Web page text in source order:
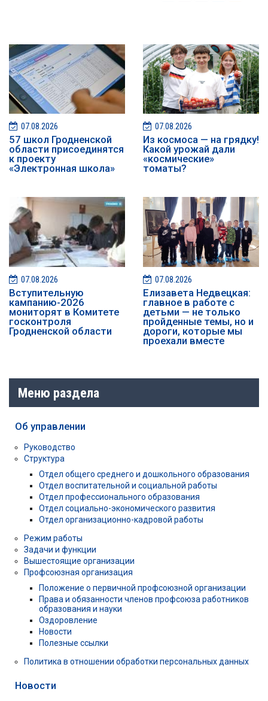
07.08.2026
57 школ Гродненской
области присоединятся
к проекту
«Электронная школа»
07.08.2026
Из космоса — на грядку!
Какой урожай дали
«космические»
томаты?
07.08.2026
️️Вступительную
кампанию-2026
мониторят в Комитете
госконтроля
Гродненской области
07.08.2026
Елизавета Недвецкая:
главное в работе с
детьми — не только
пройденные темы, но и
дороги, которые мы
проехали вместе
Меню раздела
Об управлении
Руководство
Структура
Отдел общего среднего и дошкольного образования
Отдел воспитательной и социальной работы
Отдел профессионального образования
Отдел социально-экономического развития
Отдел организационно-кадровой работы
Режим работы
Задачи и функции
Вышестоящие организации
Профсоюзная организация
Положение о первичной профсоюзной организации
Права и обязанности членов профсоюза работников
образования и науки
Оздоровление
Новости
Полезные ссылки
Политика в отношении обработки персональных данных
Новости